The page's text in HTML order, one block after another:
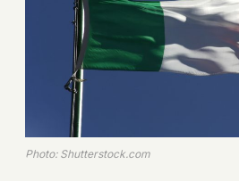
Photo: Shutterstock.com